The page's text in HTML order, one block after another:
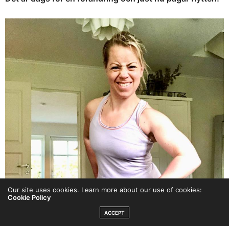
Our site uses cookies. Learn more about our use of cookies:
Cookie Policy
ACCEPT